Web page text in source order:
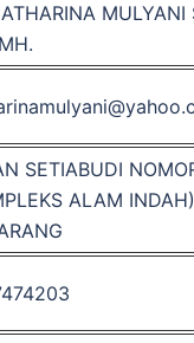
MULYANI
SETIABUDI
ALAM